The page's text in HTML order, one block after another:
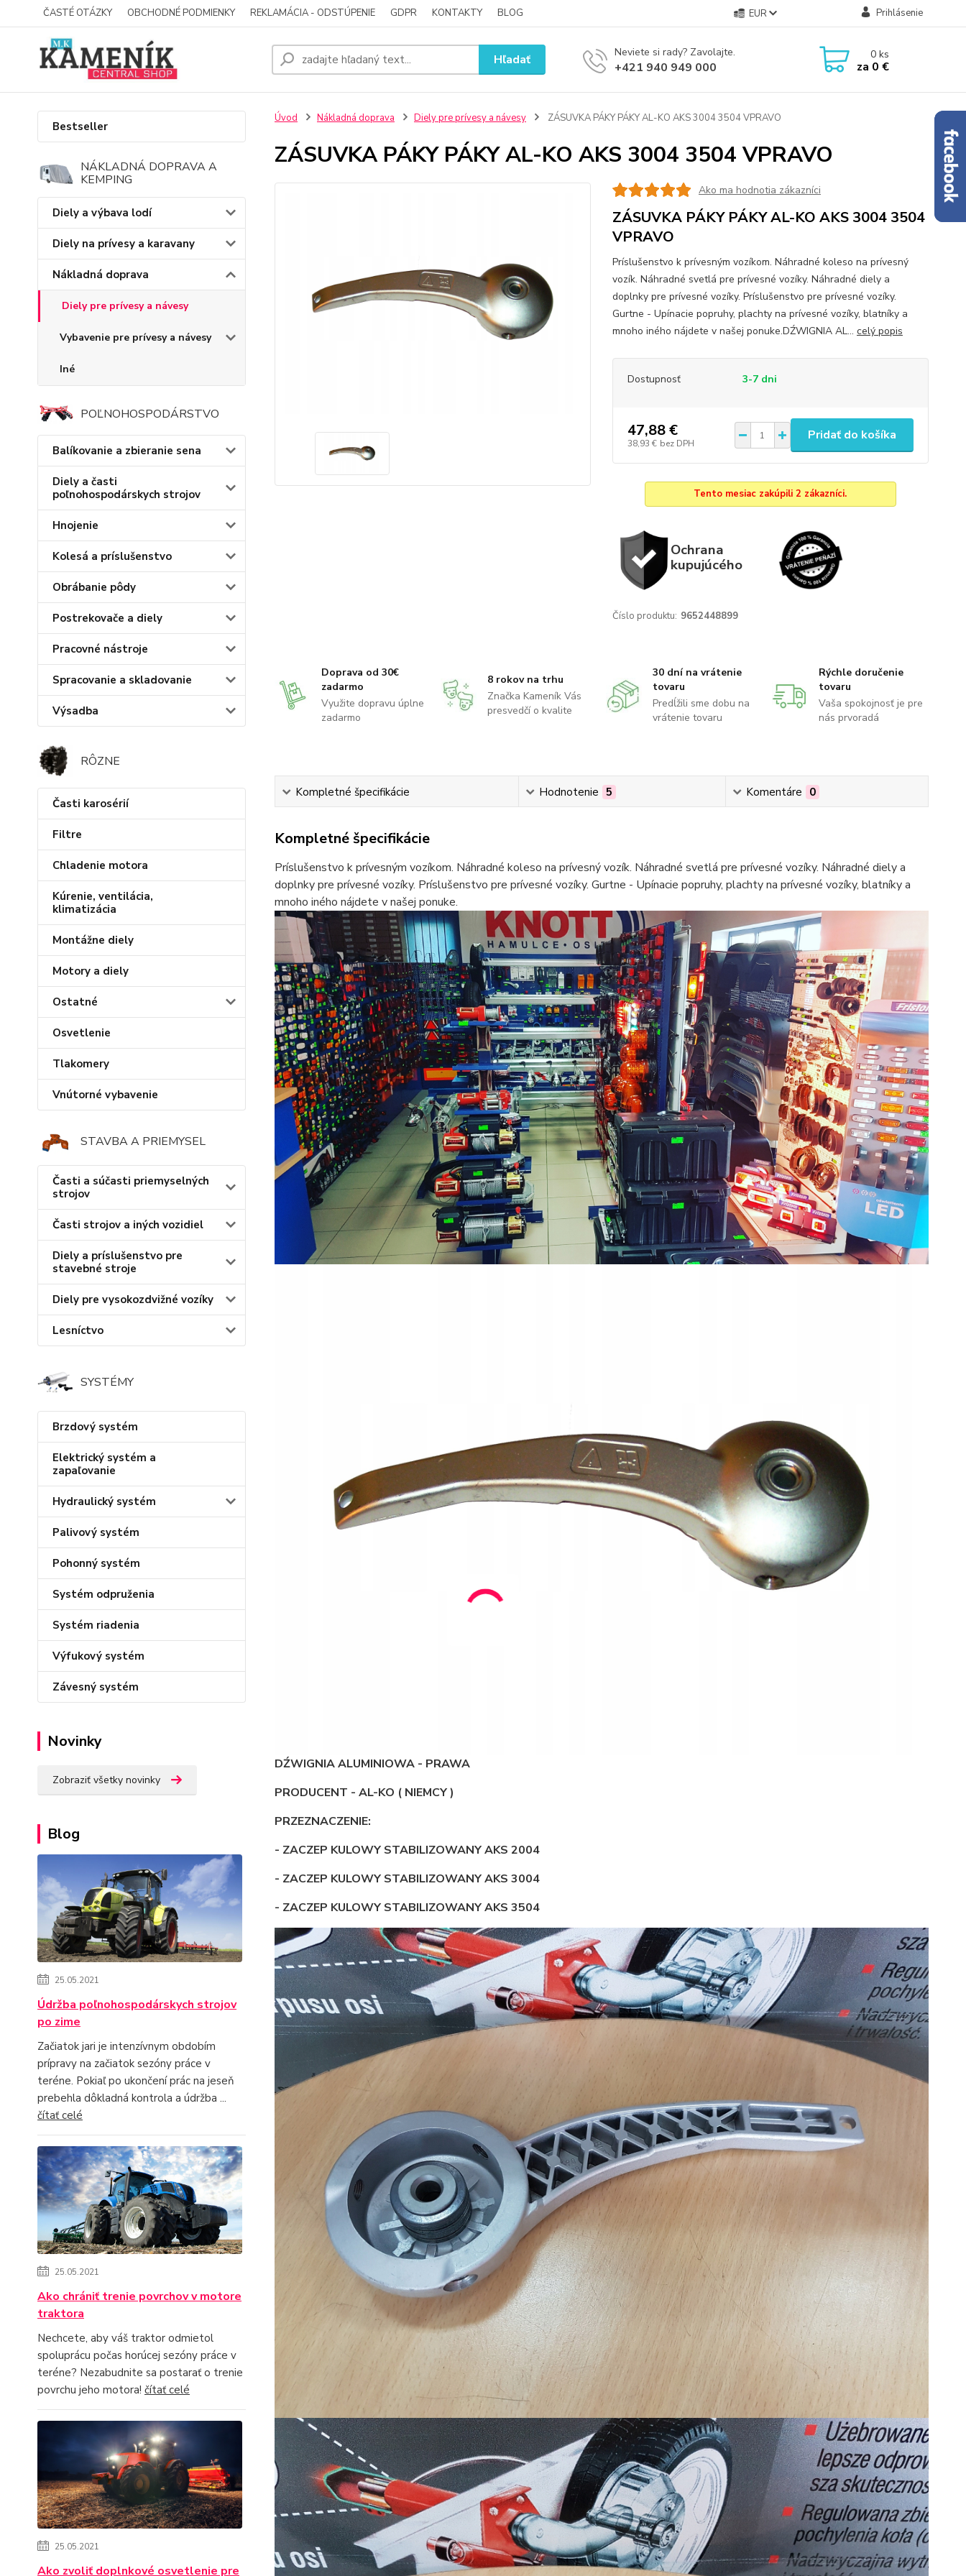
ČASTÉ OTÁZKY OBCHODNÉ PODMIENKY REKLAMÁCIA - ODSTÚPENIE GDPR KONTAKTY BLOG EUR Prihlásenie
Hľadať Neviete si rady? Zavolajte.
+421 940 949 000
0ks
za 0 €
Bestseller
NÁKLADNÁ DOPRAVA A
KEMPING
Diely a výbava lodí
Diely na prívesy a karavany
Nákladná doprava
Diely pre prívesy a návesy
Vybavenie pre prívesy a návesy
Iné
POĽNOHOSPODÁRSTVO
Balíkovanie a zbieranie sena
Diely a časti
poľnohospodárskych strojov
Hnojenie
Kolesá a príslušenstvo
Obrábanie pôdy
Postrekovače a diely
Pracovné nástroje
Spracovanie a skladovanie
Výsadba
RÔZNE
Časti karosérií
Filtre
Chladenie motora
Kúrenie, ventilácia,
klimatizácia
Montážne diely
Motory a diely
Ostatné
Osvetlenie
Tlakomery
Vnútorné vybavenie
STAVBA A PRIEMYSEL
Časti a súčasti priemyselných
strojov
Časti strojov a iných vozidiel
Diely a príslušenstvo pre
stavebné stroje
Diely pre vysokozdvižné vozíky
Lesníctvo
SYSTÉMY
Brzdový systém
Elektrický systém a
zapaľovanie
Hydraulický systém
Palivový systém
Pohonný systém
Systém odpruženia
Systém riadenia
Výfukový systém
Závesný systém
Novinky
Zobraziť všetky novinky
Blog
25.05.2021
Údržba poľnohospodárskych strojov
po zime
Začiatok jari je intenzívnym obdobím
prípravy na začiatok sezóny práce v
teréne. Pokiaľ po ukončení prác na jeseň
prebehla dôkladná kontrola a údržba ...
čítať celé
25.05.2021
Ako chrániť trenie povrchov v motore
traktora
Nechcete, aby váš traktor odmietol
spoluprácu počas horúcej sezóny práce v
teréne? Nezabudnite sa postarať o trenie
povrchu jeho motora! čítať celé
25.05.2021
Ako zvoliť doplnkové osvetlenie pre
Úvod Nákladná doprava Diely pre prívesy a návesy ZÁSUVKA PÁKY PÁKY AL-KO AKS 3004 3504 VPRAVO
ZÁSUVKA PÁKY PÁKY AL-KO AKS 3004 3504 VPRAVO
Ako ma hodnotia zákazníci
ZÁSUVKA PÁKY PÁKY AL-KO AKS 3004 3504
VPRAVO
Príslušenstvo k prívesným vozíkom. Náhradné koleso na prívesný
vozík. Náhradné svetlá pre prívesné vozíky. Náhradné diely a
doplnky pre prívesné vozíky. Príslušenstvo pre prívesné vozíky.
Gurtne - Upínacie popruhy, plachty na prívesné vozíky, blatníky a
mnoho iného nájdete v našej ponuke.DŹWIGNIA AL... celý popis
Dostupnosť 3-7 dni
47,88 €
38,93 € bez DPH
Pridať do košíka
Tento mesiac zakúpili 2 zákazníci.
Ochrana
kupujúcého
Číslo produktu: 9652448899
Doprava od 30€
zadarmo
Využite dopravu úplne
zadarmo
8 rokov na trhu
Značka Kameník Vás
presvedčí o kvalite
30 dní na vrátenie
tovaru
Predĺžili sme dobu na
vrátenie tovaru
Rýchle doručenie
tovaru
Vaša spokojnosť je pre
nás prvoradá
Kompletné špecifikácie Hodnotenie 5 Komentáre 0
Kompletné špecifikácie
Príslušenstvo k prívesným vozíkom. Náhradné koleso na prívesný vozík. Náhradné svetlá pre prívesné vozíky. Náhradné diely a
doplnky pre prívesné vozíky. Príslušenstvo pre prívesné vozíky. Gurtne - Upínacie popruhy, plachty na prívesné vozíky, blatníky a
mnoho iného nájdete v našej ponuke.
DŹWIGNIA ALUMINIOWA - PRAWA
PRODUCENT - AL-KO ( NIEMCY )
PRZEZNACZENIE:
- ZACZEP KULOWY STABILIZOWANY AKS 2004
- ZACZEP KULOWY STABILIZOWANY AKS 3004
- ZACZEP KULOWY STABILIZOWANY AKS 3504